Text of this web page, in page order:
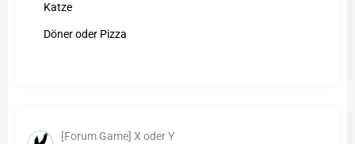
Katze
Döner oder Pizza
[Forum Game] X oder Y